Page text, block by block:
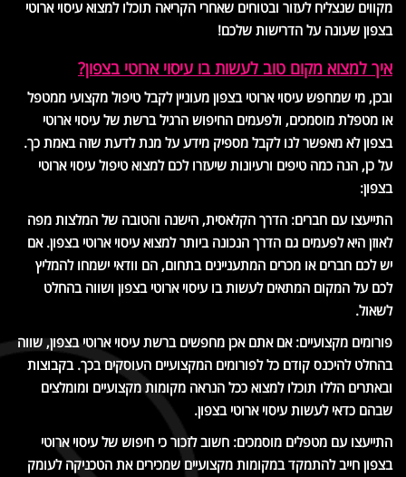
מקווים שנצליח לעזור ובטוחים שאחרי הקריאה תוכלו למצוא עיסוי ארוטי
בצפון שעונה על הדרישות שלכם!
איך למצוא מקום טוב לעשות בו עיסוי ארוטי בצפון?
ובכן, מי שמחפש עיסוי ארוטי בצפון מעוניין לקבל טיפול מקצועי ממטפל
או מטפלת מוסמכים, ולפעמים החיפוש הרגיל ברשת של עיסוי ארוטי
בצפון לא מאפשר לנו לקבל מספיק מידע על מנת לדעת שזה באמת כך.
על כן, הנה כמה טיפים ורעיונות שיעזרו לכם למצוא טיפול עיסוי ארוטי
בצפון:
התייעצו עם חברים: הדרך הקלאסית, הישנה והטובה של המלצות מפה
לאוזן היא לפעמים גם הדרך הנכונה ביותר למצוא עיסוי ארוטי בצפון. אם
יש לכם חברים או מכרים המתעניינים בתחום, הם וודאי ישמחו להמליץ
לכם על המקום המתאים לעשות בו עיסוי ארוטי בצפון ושווה בהחלט
לשאול.
פורומים מקצועיים: אם אתם אכן מחפשים ברשת עיסוי ארוטי בצפון, שווה
בהחלט להיכנס קודם כל לפורומים המקצועיים העוסקים בכך. בקבוצות
ובאתרים הללו תוכלו למצוא ככל הנראה מקומות מקצועיים ומומלצים
שבהם כדאי לעשות עיסוי ארוטי בצפון.
התייעצו עם מטפלים מוסמכים: חשוב לזכור כי חיפוש של עיסוי ארוטי
בצפון חייב להתמקד במקומות מקצועיים שמכירים את הטכניקה לעומק